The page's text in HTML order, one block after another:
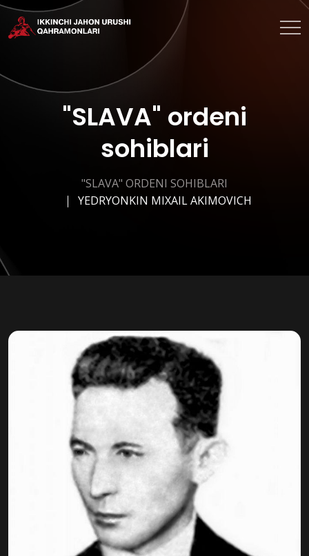
"SLAVA" ordeni
sohiblari
"SLAVA" ORDENI SOHIBLARI
YEDRYONKIN MIXAIL AKIMOVICH